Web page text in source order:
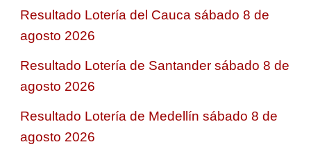
Resultado Lotería del Cauca sábado 8 de
agosto 2026
Resultado Lotería de Santander sábado 8 de
agosto 2026
Resultado Lotería de Medellín sábado 8 de
agosto 2026